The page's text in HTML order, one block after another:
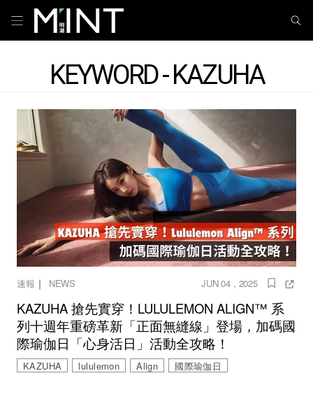
KEYWORD - KAZUHA
速報 ｜ NEWS JUN 04 , 2025
KAZUHA 搶先實穿！LULULEMON ALIGN™ 系
列十週年重磅革新「正面無縫線」登場，加碼國
際瑜伽日「心身活日」活動全攻略！
KAZUHA lululemon Align 國際瑜伽日